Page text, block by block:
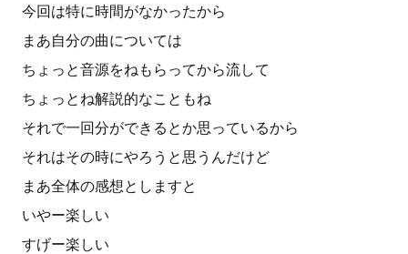
今回は特に時間がなかったから
まあ自分の曲については
ちょっと音源をねもらってから流して
ちょっとね解説的なこともね
それで一回分ができるとか思っているから
それはその時にやろうと思うんだけど
まあ全体の感想としますと
いやー楽しい
すげー楽しい